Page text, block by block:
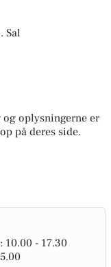
Sal
og oplysningerne er
på deres side.
10.00 - 17.30